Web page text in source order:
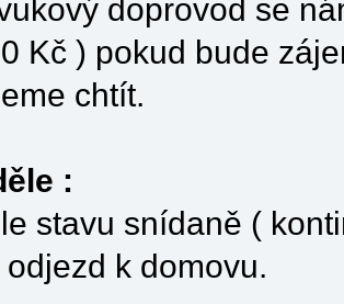
doprovod se
Kč ) pokud bude
chtít.
:
stavu snídaně (
odjezd k domovu.